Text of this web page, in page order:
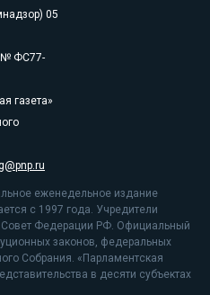
05
№ ФС77-
газета»
еженедельное издание
с 1997 года. Учредители
Совет Федерации РФ. Официальный
законов, федеральных
Собрания. «Парламентская
в десяти субъектах